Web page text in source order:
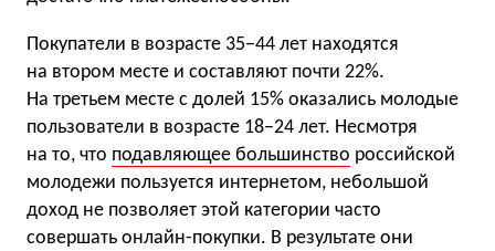
Покупатели в возрасте 35−44 лет находятся
на втором месте и составляют почти 22%.
На третьем месте с долей 15% оказались молодые
пользователи в возрасте 18−24 лет. Несмотря
на то, что подавляющее большинство российской
молодежи пользуется интернетом, небольшой
доход не позволяет этой категории часто
совершать онлайн-покупки. В результате они